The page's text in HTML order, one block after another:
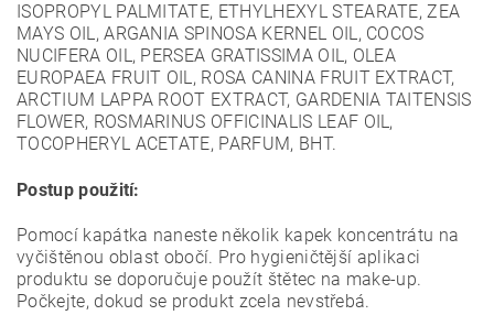
ISOPROPYL PALMITATE, ETHYLHEXYL STEARATE, ZEA
MAYS OIL, ARGANIA SPINOSA KERNEL OIL, COCOS
NUCIFERA OIL, PERSEA GRATISSIMA OIL, OLEA
EUROPAEA FRUIT OIL, ROSA CANINA FRUIT EXTRACT,
ARCTIUM LAPPA ROOT EXTRACT, GARDENIA TAITENSIS
FLOWER, ROSMARINUS OFFICINALIS LEAF OIL,
TOCOPHERYL ACETATE, PARFUM, BHT.
Postup použití:
Pomocí kapátka naneste několik kapek koncentrátu na
vyčištěnou oblast obočí. Pro hygieničtější aplikaci
produktu se doporučuje použít štětec na make-up.
Počkejte, dokud se produkt zcela nevstřebá.